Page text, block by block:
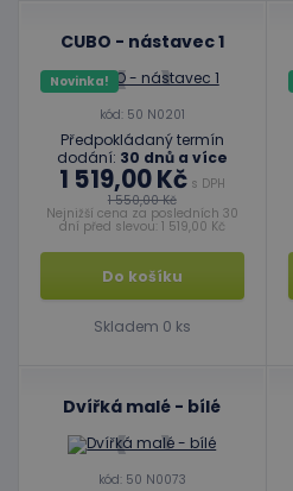
CUBO - nástavec 1
Novinka!
kód: 50 N0201
Předpokládaný termín
dodání: 30 dnů a více
1 519,00 Kčs DPH
1 550,00 Kč
Nejnižší cena za posledních 30
dní před slevou: 1 519,00 Kč
Do košíku
Skladem 0 ks
Dvířká malé - bílé
kód: 50 N0073